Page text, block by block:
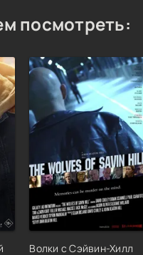
посмотреть:
Волки с Сэйвин-Хилл